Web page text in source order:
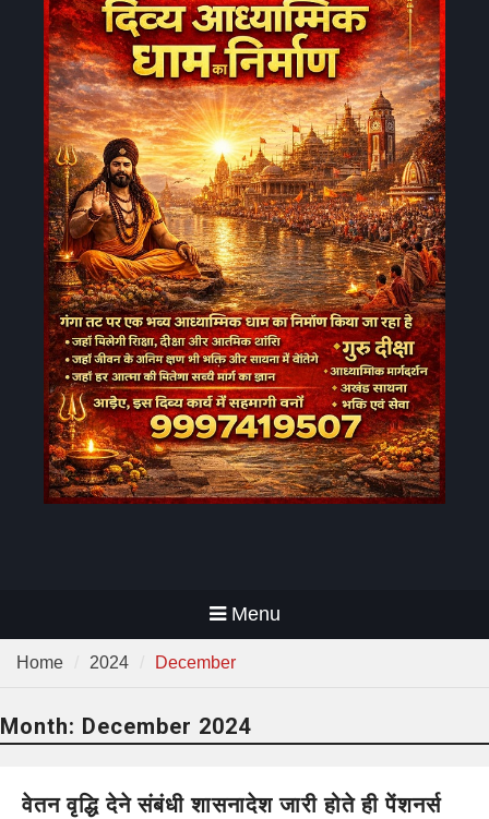
Menu
Home 2024 December
Month: December 2024
वेतन वृद्धि देने संबंधी शासनादेश जारी होते ही पेंशनर्स